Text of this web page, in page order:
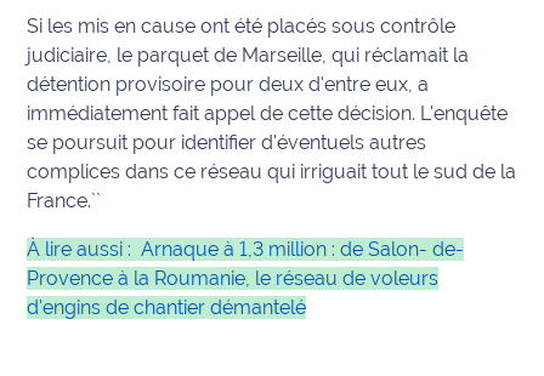
site maritima.fr
Archives
Si les mis en cause ont été placés sous contrôle
judiciaire, le parquet de Marseille, qui réclamait la
détention provisoire pour deux d'entre eux, a
immédiatement fait appel de cette décision. L'enquête
se poursuit pour identifier d'éventuels autres
complices dans ce réseau qui irriguait tout le sud de la
France.``
À lire aussi :Arnaque à 1,3 million : de Salon- de-
Provence à la Roumanie, le réseau de voleurs
d'engins de chantier démantelé